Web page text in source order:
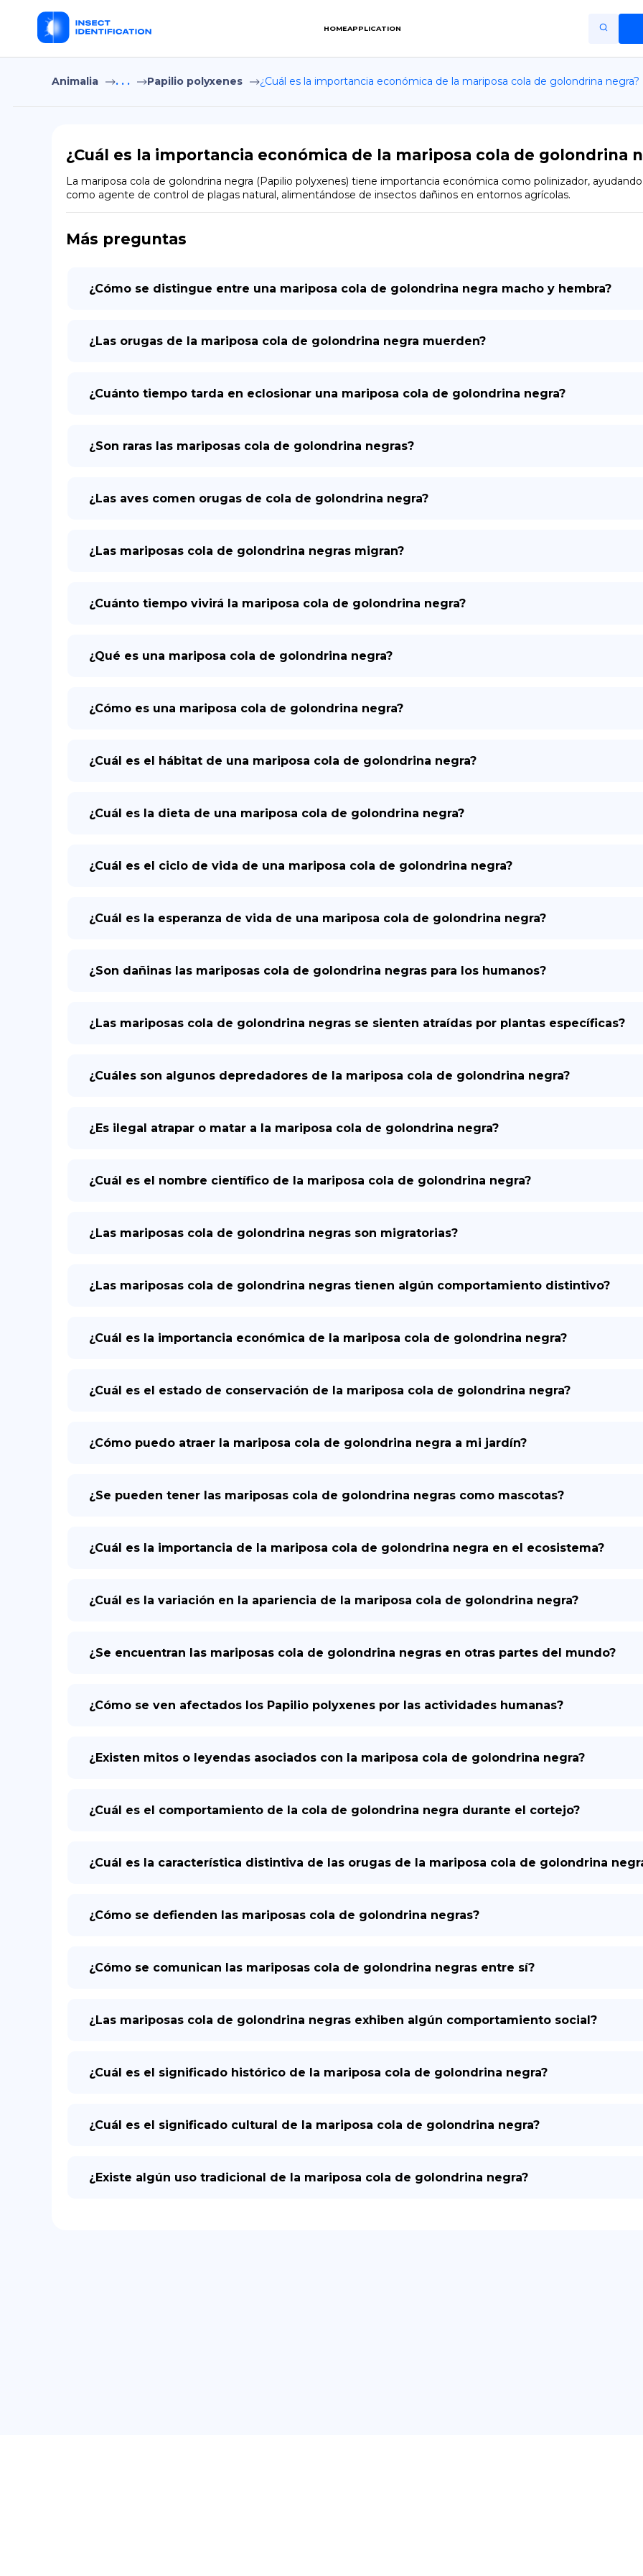
HOMEAPPLICATION
Home
Terms of Use
Privacy Policy
ES
Animalia . . . Papilio polyxenes ¿Cuál es la importancia económica de la mariposa cola de golondrina negra?
¿Cuál es la importancia económica de la mariposa cola de golondrina
La mariposa cola de golondrina negra (Papilio polyxenes) tiene importancia económica como polinizador,
como agente de control de plagas natural, alimentándose de insectos dañinos en entornos agrícolas.
Más preguntas
¿Cómo se distingue entre una mariposa cola de golondrina negra macho y hembra?
¿Las orugas de la mariposa cola de golondrina negra muerden?
¿Cuánto tiempo tarda en eclosionar una mariposa cola de golondrina negra?
¿Son raras las mariposas cola de golondrina negras?
¿Las aves comen orugas de cola de golondrina negra?
¿Las mariposas cola de golondrina negras migran?
¿Cuánto tiempo vivirá la mariposa cola de golondrina negra?
¿Qué es una mariposa cola de golondrina negra?
¿Cómo es una mariposa cola de golondrina negra?
¿Cuál es el hábitat de una mariposa cola de golondrina negra?
¿Cuál es la dieta de una mariposa cola de golondrina negra?
¿Cuál es el ciclo de vida de una mariposa cola de golondrina negra?
¿Cuál es la esperanza de vida de una mariposa cola de golondrina negra?
¿Son dañinas las mariposas cola de golondrina negras para los humanos?
¿Las mariposas cola de golondrina negras se sienten atraídas por plantas específicas?
¿Cuáles son algunos depredadores de la mariposa cola de golondrina negra?
¿Es ilegal atrapar o matar a la mariposa cola de golondrina negra?
¿Cuál es el nombre científico de la mariposa cola de golondrina negra?
¿Las mariposas cola de golondrina negras son migratorias?
¿Las mariposas cola de golondrina negras tienen algún comportamiento distintivo?
¿Cuál es la importancia económica de la mariposa cola de golondrina negra?
¿Cuál es el estado de conservación de la mariposa cola de golondrina negra?
¿Cómo puedo atraer la mariposa cola de golondrina negra a mi jardín?
¿Se pueden tener las mariposas cola de golondrina negras como mascotas?
¿Cuál es la importancia de la mariposa cola de golondrina negra en el ecosistema?
¿Cuál es la variación en la apariencia de la mariposa cola de golondrina negra?
¿Se encuentran las mariposas cola de golondrina negras en otras partes del mundo?
¿Cómo se ven afectados los Papilio polyxenes por las actividades humanas?
¿Existen mitos o leyendas asociados con la mariposa cola de golondrina negra?
¿Cuál es el comportamiento de la cola de golondrina negra durante el cortejo?
¿Cuál es la característica distintiva de las orugas de la mariposa cola de golondrina
¿Cómo se defienden las mariposas cola de golondrina negras?
¿Cómo se comunican las mariposas cola de golondrina negras entre sí?
¿Las mariposas cola de golondrina negras exhiben algún comportamiento social?
¿Cuál es el significado histórico de la mariposa cola de golondrina negra?
¿Cuál es el significado cultural de la mariposa cola de golondrina negra?
¿Existe algún uso tradicional de la mariposa cola de golondrina negra?